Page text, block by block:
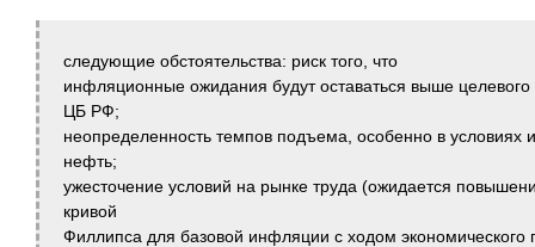
следующие обстоятельства: риск того, что
инфляционные ожидания будут оставаться выше
ЦБ РФ;
неопределенность темпов подъема, особенно в условиях
нефть;
ужесточение условий на рынке труда (ожидается
кривой
Филлипса для базовой инфляции с ходом экономического